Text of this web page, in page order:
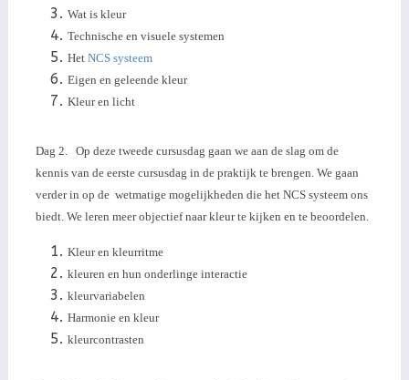
Wat is kleur
Technische en visuele systemen
Het NCS systeem
Eigen en geleende kleur
Kleur en licht
Dag 2. Op deze tweede cursusdag gaan we aan de slag om de
kennis van de eerste cursusdag in de praktijk te brengen. We gaan
verder in op de wetmatige mogelijkheden die het NCS systeem ons
biedt. We leren meer objectief naar kleur te kijken en te beoordelen.
Kleur en kleurritme
kleuren en hun onderlinge interactie
kleurvariabelen
Harmonie en kleur
kleurcontrasten